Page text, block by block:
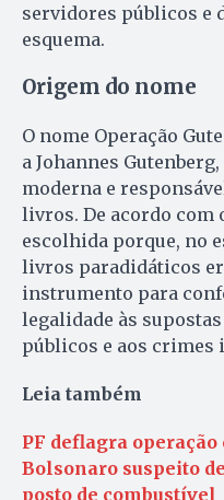
servidores públicos e
esquema.
Origem do nome
O nome Operação
a Johannes
moderna e
livros. De acordo com
escolhida porque, no
livros paradidáticos
instrumento para
legalidade às
públicos e aos crimes
Leia também
PF deflagra
Bolsonaro suspeito
posto de combustível